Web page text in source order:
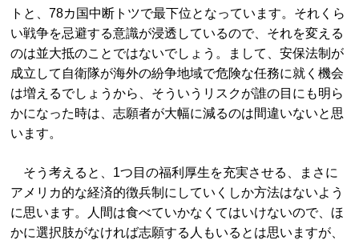
トと、78カ国中断トツで最下位となっています。それくら
い戦争を忌避する意識が浸透しているので、それを変える
のは並大抵のことではないでしょう。まして、安保法制が
成立して自衛隊が海外の紛争地域で危険な任務に就く機会
は増えるでしょうから、そういうリスクが誰の目にも明ら
かになった時は、志願者が大幅に減るのは間違いないと思
います。
そう考えると、1つ目の福利厚生を充実させる、まさに
アメリカ的な経済的徴兵制にしていくしか方法はないよう
に思います。人間は食べていかなくてはいけないので、ほ
かに選択肢がなければ志願する人もいるとは思いますが、